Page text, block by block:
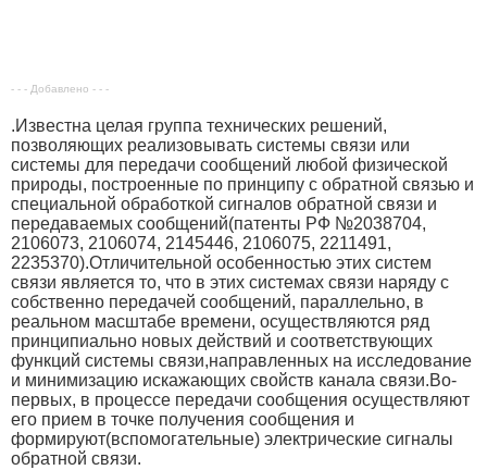
- - - Добавлено - - -
.Известна целая группа технических решений,
позволяющих реализовывать системы связи или
системы для передачи сообщений любой физической
природы, построенные по принципу с обратной связью и
специальной обработкой сигналов обратной связи и
передаваемых сообщений(патенты РФ №2038704,
2106073, 2106074, 2145446, 2106075, 2211491,
2235370).Отличительной особенностью этих систем
связи является то, что в этих системах связи наряду с
собственно передачей сообщений, параллельно, в
реальном масштабе времени, осуществляются ряд
принципиально новых действий и соответствующих
функций системы связи,направленных на исследование
и минимизацию искажающих свойств канала связи.Во-
первых, в процессе передачи сообщения осуществляют
его прием в точке получения сообщения и
формируют(вспомогательные) электрические сигналы
обратной связи.